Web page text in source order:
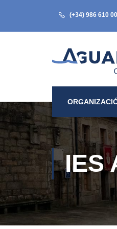
(+34) 986 610
IES